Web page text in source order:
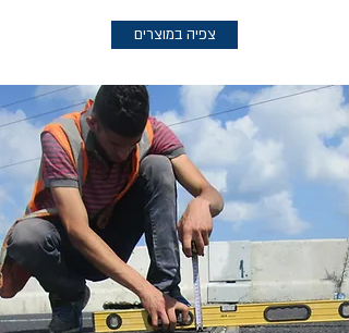
צפיה במוצרים